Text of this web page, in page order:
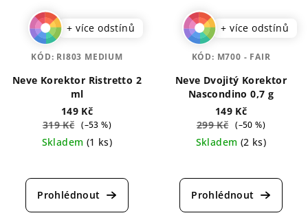
+ více odstínů
Neve Korektor Ristretto 2
ml
149 Kč
319 Kč (–53 %)
Skladem (1 ks)
hodnocení
produktu
KÓD: RI803 MEDIUM
+ více odstínů
Neve Dvojitý Korektor
Nascondino 0,7 g
149 Kč
299 Kč (–50 %)
Skladem (2 ks)
hodnocení
produktu
KÓD: M700 - FAIR